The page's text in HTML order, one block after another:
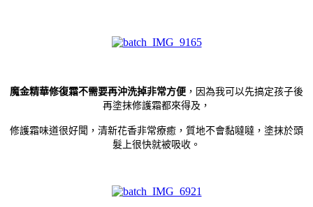
魔金精華修復霜不需要再沖洗掉非常方便 ，因為我可以先搞定孩子後
再塗抹修護霜都來得及，
修護霜味道很好聞，清新花香非常療癒，質地不會黏噠噠， 塗抹於頭
髮上很快就被吸收。